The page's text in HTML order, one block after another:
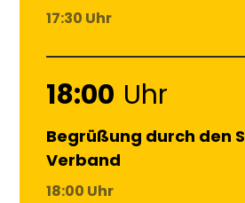
17:30 Uhr
18:00 Uhr
Begrüßung durch den
Verband
18:00 Uhr